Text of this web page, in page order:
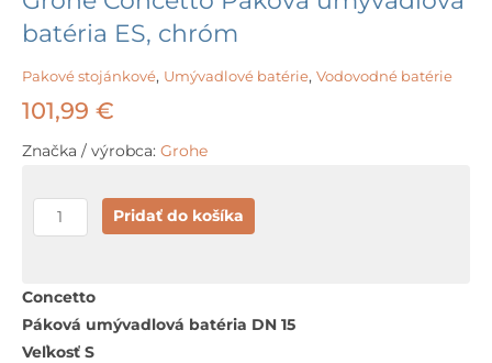
batéria ES, chróm
Pakové stojánkové, Umývadlové batérie, Vodovodné batérie
101,99 €
Značka / výrobca: Grohe
množstvo
Grohe
Páková
umývadlová
batéria
Pridať do košíka
Concetto
Páková umývadlová batéria DN 15
Veľkosť S